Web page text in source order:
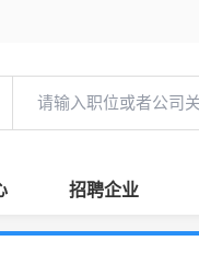
招聘企业